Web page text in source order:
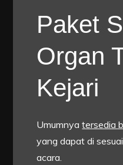
Paket
Organ
Kejari
Umumnyatersedia
yang dapat di
acara.